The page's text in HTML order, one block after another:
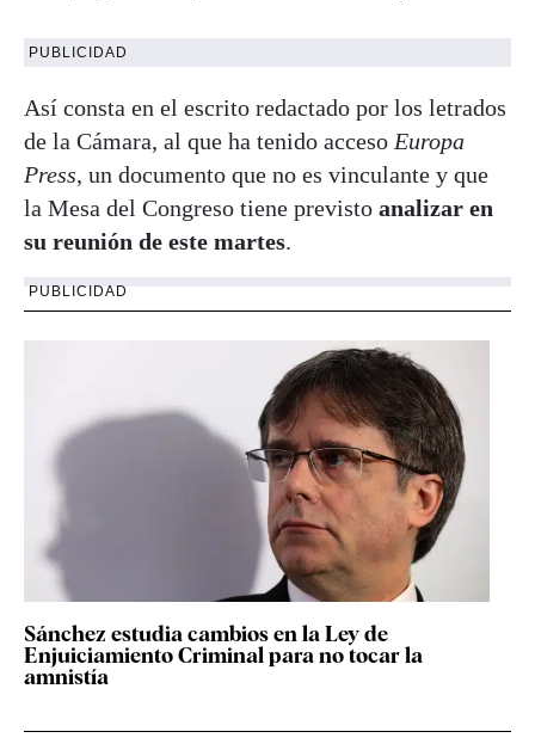
PUBLICIDAD
Así consta en el escrito redactado por los letrados
de la Cámara, al que ha tenido acceso Europa
Press, un documento que no es vinculante y que
la Mesa del Congreso tiene previsto analizar en
su reunión de este martes.
PUBLICIDAD
Sánchez estudia cambios en la Ley de
Enjuiciamiento Criminal para no tocar la
amnistía